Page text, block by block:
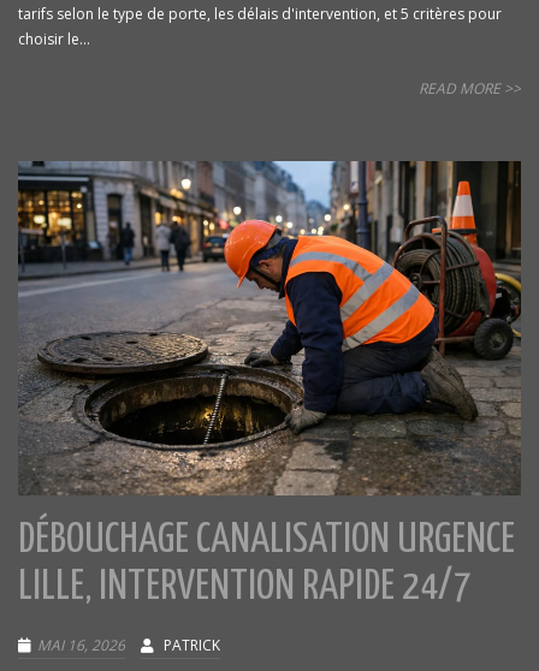
tarifs selon le type de porte, les délais d'intervention, et 5 critères pour
choisir le...
READ MORE >>
DÉBOUCHAGE CANALISATION URGENCE
LILLE, INTERVENTION RAPIDE 24/7
MAI 16, 2026 PATRICK